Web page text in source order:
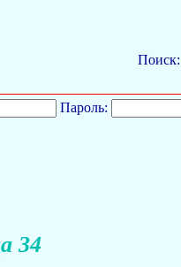
Поиск:
Пароль:
34